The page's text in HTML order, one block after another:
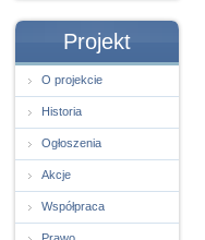
Projekt
O projekcie
Historia
Ogłoszenia
Akcje
Współpraca